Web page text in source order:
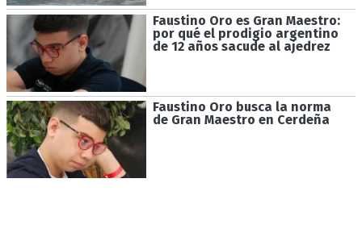
Faustino Oro es Gran Maestro:
por qué el prodigio argentino
de 12 años sacude al ajedrez
Faustino Oro busca la norma
de Gran Maestro en Cerdeña